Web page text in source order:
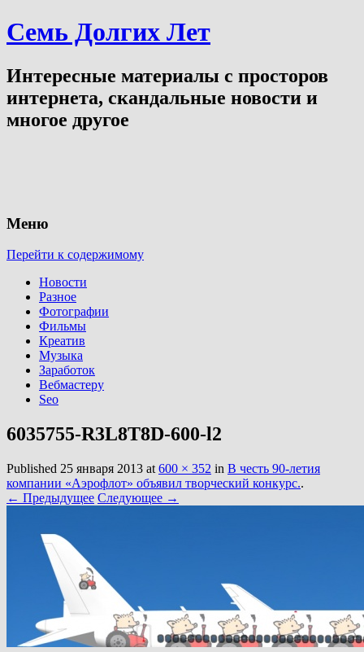
Семь Долгих Лет
Интересные материалы с просторов
интернета, скандальные новости и
многое другое
Меню
Перейти к содержимому
Новости
Разное
Фотографии
Фильмы
Креатив
Музыка
Заработок
Вебмастеру
Seo
6035755-R3L8T8D-600-l2
Published 25 января 2013 at 600 × 352 in В честь 90-летия
компании «Аэрофлот» объявил творческий конкурс..
← Предыдущее Следующее →